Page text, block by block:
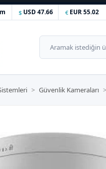
USD 47.66 EUR 55.02
Güvenlik Kameraları